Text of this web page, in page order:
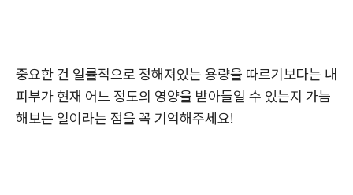
중요한 건 일률적으로 정해져있는 용량을 따르기보다는 내
피부가 현재 어느 정도의 영양을 받아들일 수 있는지 가늠
해보는 일이라는 점을 꼭 기억해주세요!